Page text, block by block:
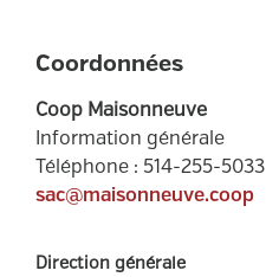
Coordonnées
Coop Maisonneuve
Information générale
Téléphone : 514-255-5033
sac@maisonneuve.coop
Direction générale